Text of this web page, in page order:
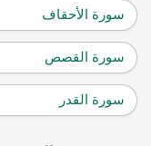
سورة الأحقاف
سورة القصص
سورة القدر